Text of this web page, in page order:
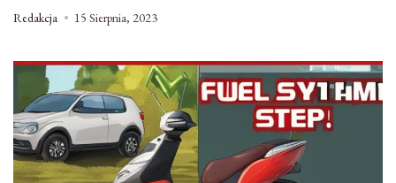
Redakcja 15 Sierpnia, 2023